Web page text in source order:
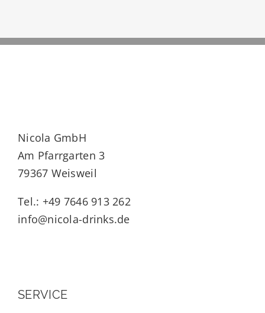
Nicola GmbH
Am Pfarrgarten 3
79367 Weisweil
Tel.: +49 7646 913 262
info@nicola-drinks.de
SERVICE